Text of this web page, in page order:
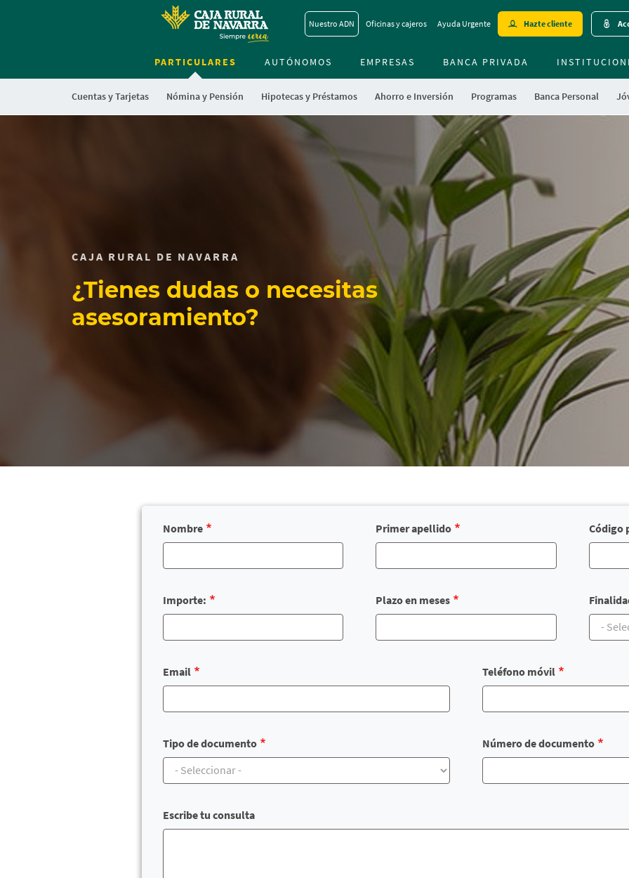
to
contentt
Nuestro ADN Oficinas y cajeros Ayuda Urgente Hazte cliente
PARTICULARES
Cuentas y Tarjetas Nómina y Pensión Hipotecas y Préstamos Ahorro e Inversión Programas Banca Personal
AUTÓNOMOS EMPRESAS BANCA PRIVADA
CAJA RURAL DE NAVARRA
¿Tienes dudas o necesitas
asesoramiento?
Nombre Primer apellido Código
Importe: Plazo en meses
Email Teléfono móvil
Tipo de documento Número de documento
Escribe tu consulta